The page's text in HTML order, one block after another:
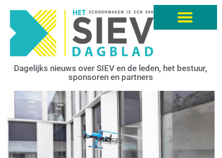
Dagelijks nieuws over SIEV en de leden, het bestuur,
sponsoren en partners